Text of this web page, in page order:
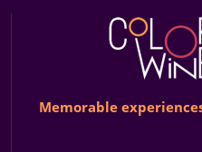
Memorable